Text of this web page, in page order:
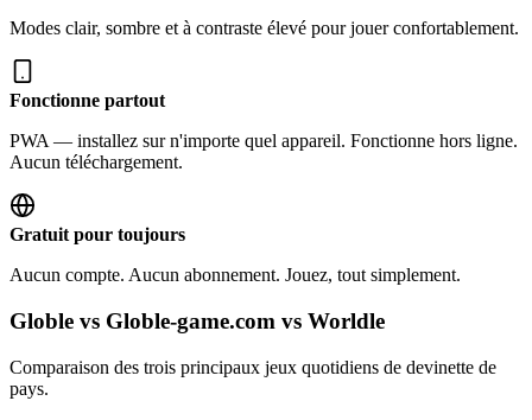
Modes clair, sombre et à contraste élevé pour jouer confortablement.
Fonctionne partout
PWA — installez sur n'importe quel appareil. Fonctionne hors ligne.
Aucun téléchargement.
Gratuit pour toujours
Aucun compte. Aucun abonnement. Jouez, tout simplement.
Globle vs Globle-game.com vs Worldle
Comparaison des trois principaux jeux quotidiens de devinette de
pays.